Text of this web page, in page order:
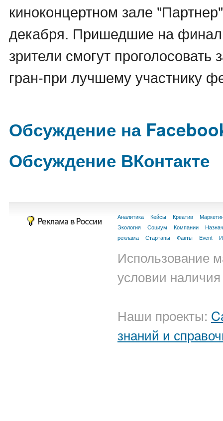
киноконцертном зале
декабря. Пришедшие на
зрители смогут проголосовать
гран-при лучшему участнику
Обсуждение на
Обсуждение ВКонтакте
Аналитика Кейсы Креатив
Экология
Социум Компании
реклама
Стартапы Факты Event
Использование
условии
Наши проекты:
знаний и